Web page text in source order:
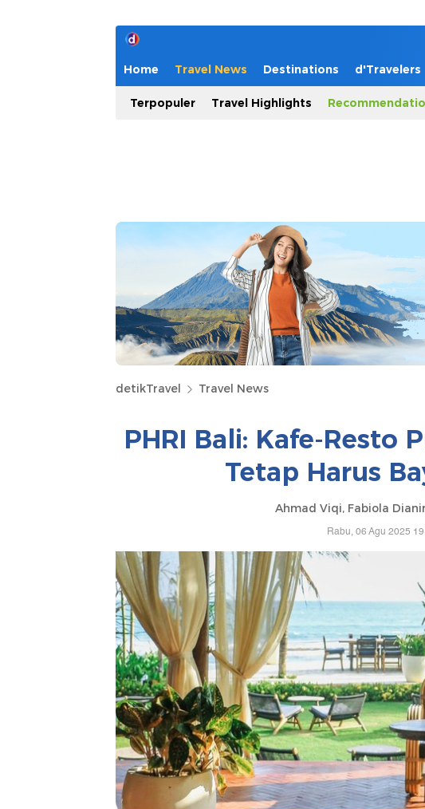
Home Travel News Destinations d'Travelers
Terpopuler Travel Highlights
detikTravel Travel News
PHRI Bali: Kafe-Resto
Tetap Harus
Ahmad Viqi, Fabiola
Rabu, 06 Agu 2025